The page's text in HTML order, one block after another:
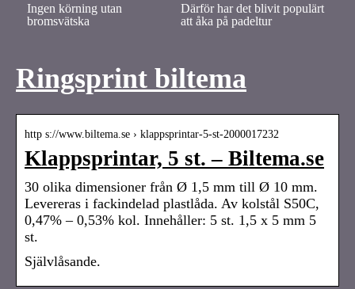
Ingen körning utan
bromsvätska
Därför har det blivit populärt
att åka på padeltur
Ringsprint biltema
http s://www.biltema.se › klappsprintar-5-st-2000017232
Klappsprintar, 5 st. – Biltema.se
30 olika dimensioner från Ø 1,5 mm till Ø 10 mm.
Levereras i fackindelad plastlåda. Av kolstål S50C,
0,47% – 0,53% kol. Innehåller: 5 st. 1,5 x 5 mm 5
st.
Självlåsande.